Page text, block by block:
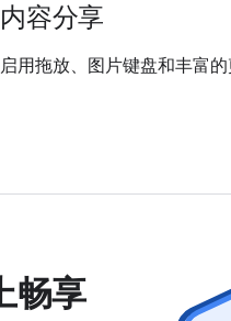
内容分享
启用拖放、图片键盘和丰富的
畅享